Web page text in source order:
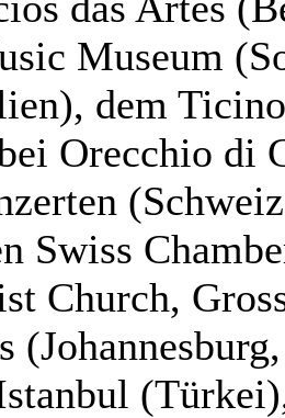
Museum
dem
Orecchio di
Swiss
Church,